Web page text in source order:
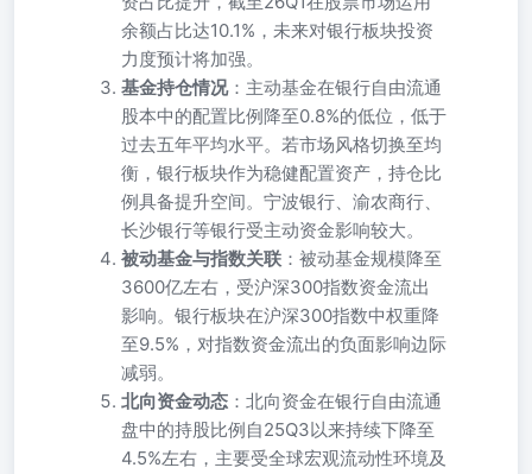
余额占比达10.1%，未来对银行板块投资
力度预计将加强。
基金持仓情况：主动基金在银行自由流通
股本中的配置比例降至0.8%的低位，低于
过去五年平均水平。若市场风格切换至均
衡，银行板块作为稳健配置资产，持仓比
例具备提升空间。宁波银行、渝农商行、
长沙银行等银行受主动资金影响较大。
被动基金与指数关联 ：被动基金规模降至
3600亿左右，受沪深300指数资金流出
影响。银行板块在沪深300指数中权重降
至9.5%，对指数资金流出的负面影响边际
减弱。
北向资金动态 ：北向资金在银行自由流通
盘中的持股比例自25Q3以来持续下降至
4.5%左右，主要受全球宏观流动性环境及